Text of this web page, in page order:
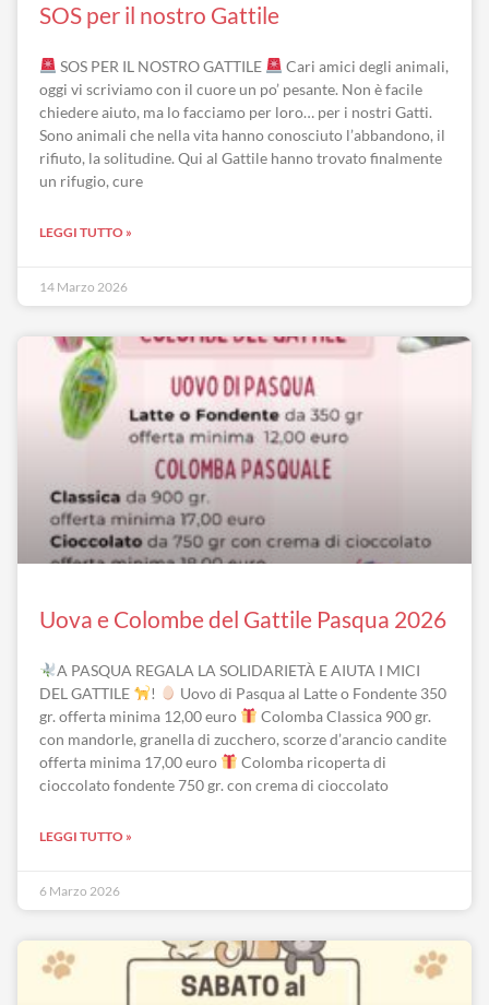
SOS per il nostro Gattile
SOS PER IL NOSTRO GATTILE
Cari amici degli animali,
oggi vi scriviamo con il cuore un po’ pesante. Non è facile
chiedere aiuto, ma lo facciamo per loro… per i nostri Gatti.
Sono animali che nella vita hanno conosciuto l’abbandono, il
rifiuto, la solitudine. Qui al Gattile hanno trovato finalmente
un rifugio, cure
LEGGI TUTTO »
14 Marzo 2026
Uova e Colombe del Gattile Pasqua 2026
A PASQUA REGALA LA SOLIDARIETÀ E AIUTA I MICI
DEL GATTILE
!
Uovo di Pasqua al Latte o Fondente 350
gr. offerta minima 12,00 euro
Colomba Classica 900 gr.
con mandorle, granella di zucchero, scorze d’arancio candite
offerta minima 17,00 euro
Colomba ricoperta di
cioccolato fondente 750 gr. con crema di cioccolato
LEGGI TUTTO »
6 Marzo 2026